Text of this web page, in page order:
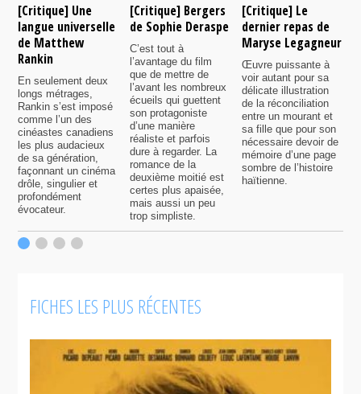
[Critique] Une
langue universelle
de Matthew
Rankin
En seulement deux
longs métrages,
Rankin s’est imposé
comme l’un des
cinéastes canadiens
les plus audacieux
de sa génération,
façonnant un cinéma
drôle, singulier et
profondément
évocateur.
[Critique] Bergers
de Sophie Deraspe
C’est tout à
l’avantage du film
que de mettre de
l’avant les nombreux
écueils qui guettent
son protagoniste
d’une manière
réaliste et parfois
dure à regarder. La
romance de la
deuxième moitié est
certes plus apaisée,
mais aussi un peu
trop simpliste.
[Critique] Le
dernier repas de
Maryse Legagneur
Œuvre puissante à
voir autant pour sa
délicate illustration
de la réconciliation
entre un mourant et
sa fille que pour son
nécessaire devoir de
mémoire d’une page
sombre de l’histoire
haïtienne.
FICHES LES PLUS RÉCENTES